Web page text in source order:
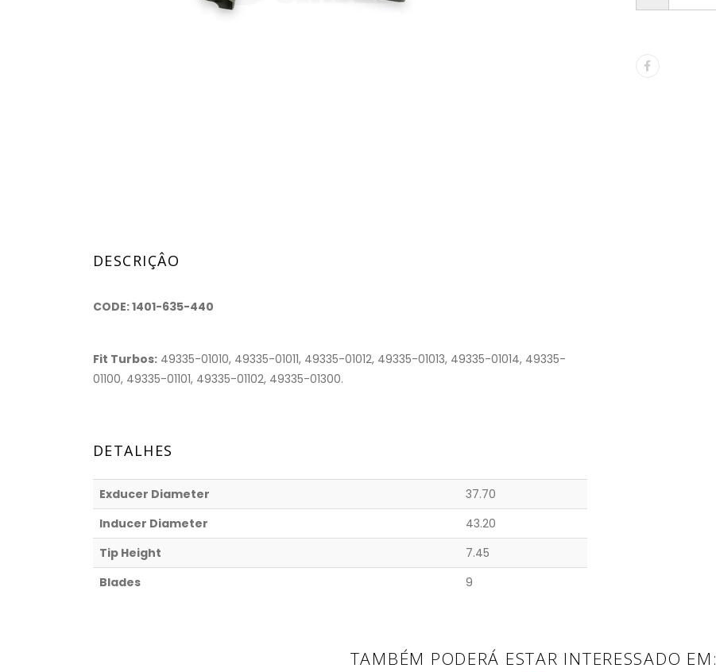
DESCRIÇÂO
CODE: 1401-635-440
Fit Turbos: 49335-01010, 49335-01011, 49335-01012, 49335-01013, 49335-01014, 49335-
01100, 49335-01101, 49335-01102, 49335-01300.
DETALHES
Exducer Diameter
37.70
Inducer Diameter
43.20
Tip Height
7.45
Blades
9
TAMBÉM PODERÁ ESTAR INTERESSADO EM: